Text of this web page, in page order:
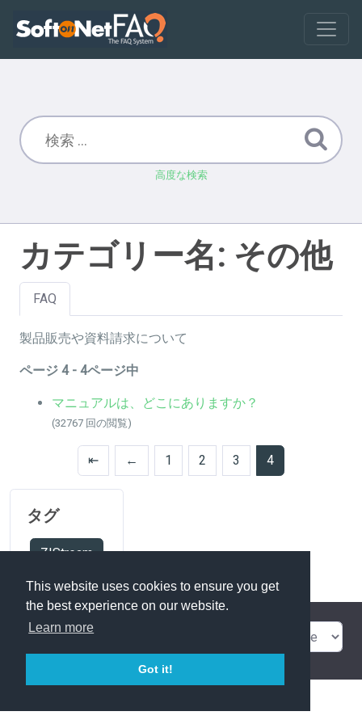
This website uses cookies to ensure you get
the best experience on our website.
Learn more
Got it!
高度な検索
カテゴリー名: その他
FAQ
製品販売や資料請求について
ページ 4 - 4ページ中
マニュアルは、どこにありますか？
(32767 回の閲覧)
⇤ ← 1 2 3 4
タグ
Z!Stream
問い合わせ